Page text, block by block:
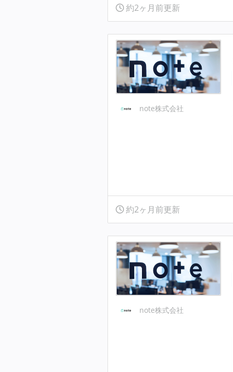
約2ヶ月前更新
note株式会社
約2ヶ月前更新
note株式会社